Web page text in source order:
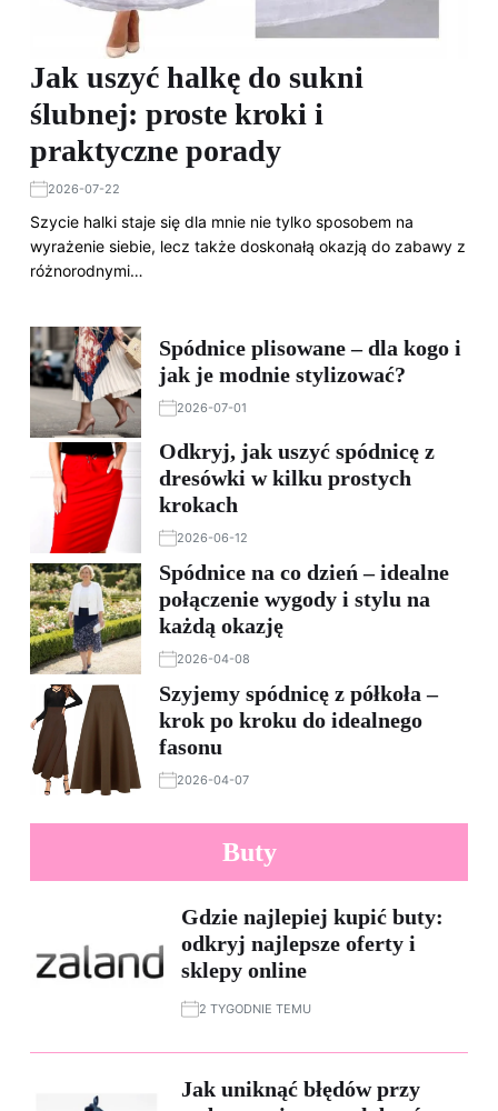
Jak uszyć halkę do sukni
ślubnej: proste kroki i
praktyczne porady
2026-07-22
Szycie halki staje się dla mnie nie tylko sposobem na
wyrażenie siebie, lecz także doskonałą okazją do zabawy z
różnorodnymi…
Spódnice plisowane – dla kogo i
jak je modnie stylizować?
2026-07-01
Odkryj, jak uszyć spódnicę z
dresówki w kilku prostych
krokach
2026-06-12
Spódnice na co dzień – idealne
połączenie wygody i stylu na
każdą okazję
2026-04-08
Szyjemy spódnicę z półkoła –
krok po kroku do idealnego
fasonu
2026-04-07
Buty
Gdzie najlepiej kupić buty:
odkryj najlepsze oferty i
sklepy online
2 TYGODNIE TEMU
Jak uniknąć błędów przy